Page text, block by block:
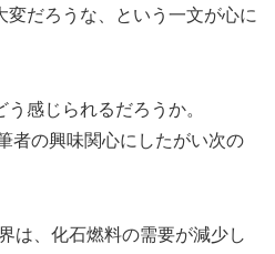
変だろうな、という一文が心に
感じられるだろうか。
者の興味関心にしたがい次の
は、化石燃料の需要が減少し